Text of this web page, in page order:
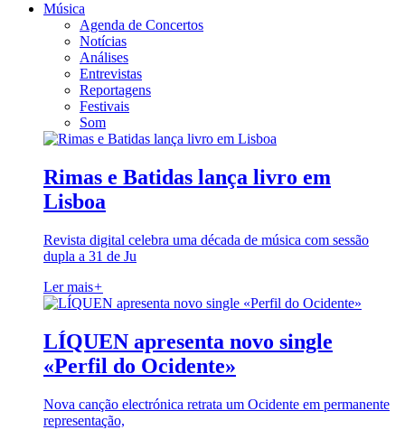
Música
Agenda de Concertos
Notícias
Análises
Entrevistas
Reportagens
Festivais
Som
Rimas e Batidas lança livro em
Lisboa
Revista digital celebra uma década de música com sessão
dupla a 31 de Ju
Ler mais+
LÍQUEN apresenta novo single
«Perfil do Ocidente»
Nova canção electrónica retrata um Ocidente em permanente
representação,